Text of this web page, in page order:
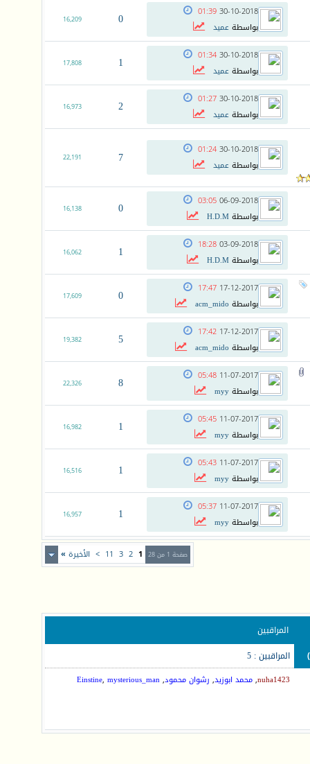
30-10-2018
01:39
بواسطةعميد 0
16,209
30-10-2018
01:34
بواسطةعميد 1
17,808
30-10-2018
01:27
بواسطةعميد 2
16,973
30-10-2018
01:24
بواسطةعميد 7
22,191
06-09-2018
03:05
بواسطةH.D.M
0
16,138
03-09-2018
18:28
بواسطةH.D.M
1
16,062
17-12-2017
17:47
بواسطة acm_mido
0
17,609
17-12-2017
17:42
بواسطة acm_mido
5
19,382
11-07-2017
05:48
بواسطةmyy
8
22,326
11-07-2017
05:45
بواسطةmyy
1
16,982
11-07-2017
05:43
بواسطةmyy
1
16,516
11-07-2017
05:37
بواسطةmyy
1
16,957
صفحة 1 من 28 1
2
3
11
> الأخيرة »
المراقبين
المراقبين : 5
nuha1423
,محمد ابوزيد, رشوان محمود,
Einstine, mysterious_man